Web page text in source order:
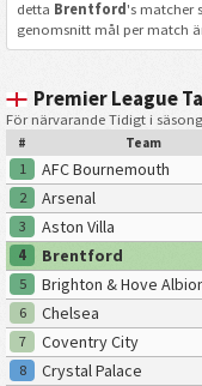
detta Brentford 's matcher
genomsnitt mål per match
Premier League
För närvarande Tidigt i
# Team
1 AFC Bournemouth
2
Arsenal
3
Aston Villa
4
Brentford
5
Brighton & Hove
6
Chelsea
7
Coventry City
8
Crystal Palace